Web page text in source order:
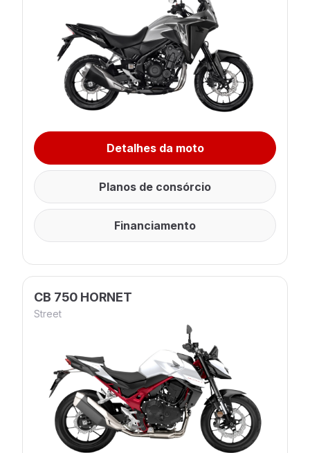
Detalhes da moto
Planos de consórcio
Financiamento
CB 750 HORNET
Street